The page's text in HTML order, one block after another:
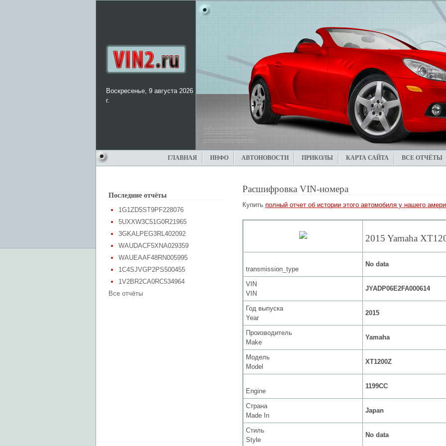
Воскресенье, 9 августа 2026
г.
ГЛАВНАЯ ИНФО АВТОНОВОСТИ ПРИКОЛЫ КАРТА САЙТА ВСЕ ОТЧЁТЫ
Последние отчёты
1G1ZD5ST9PF228076
5UXXW3C51G0R21965
3GKALPEG3RL402092
WAUDACF5XNA029359
WAUEAAF48RN005995
1C4SJVGP2PS500455
1V2BR2CA0RC534964
Все отчёты
Расшифровка VIN-номера
Купить полный отчет об истории этого автомобиля у нашего
2015 Yamaha
transmission_type
No data
VIN
VIN
JYADP06E2FA000614
Год выпуска
Year
2015
Производитель
Make
Yamaha
Модель
Model
XT1200Z
Engine
1199CC
Страна
Made In
Japan
Стиль
Style
No data